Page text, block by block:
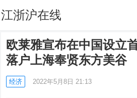
江浙沪在线
欧莱雅宣布在中国设立
落户上海奉贤东方美谷
经济 2022年5月8日 21:13